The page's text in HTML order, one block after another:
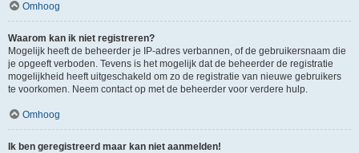
Omhoog
Waarom kan ik niet registreren?
Mogelijk heeft de beheerder je IP-adres verbannen, of de gebruikersnaam die
je opgeeft verboden. Tevens is het mogelijk dat de beheerder de registratie
mogelijkheid heeft uitgeschakeld om zo de registratie van nieuwe gebruikers
te voorkomen. Neem contact op met de beheerder voor verdere hulp.
Omhoog
Ik ben geregistreerd maar kan niet aanmelden!